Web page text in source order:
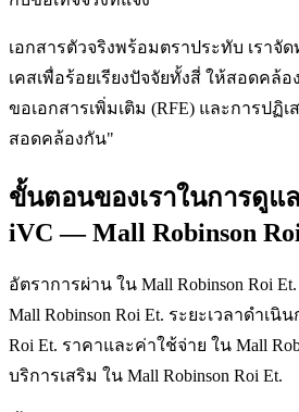
เอกสารตัวจริงพร้อมตราประทับ เราจัด
เคสเพื่อร้อยเรียงปัจจัยทั้งสี่ ให้สอดคล้
ขอเอกสารเพิ่มเติม (RFE) และการปฏิเ
สอดคล้องกัน"
ขั้นตอนของเราในการดูแ
iVC — Mall Robinson
อัตราการผ่าน ใน Mall Robinson Roi
Mall Robinson Roi Et. ระยะเวลาดำเนิ
Roi Et. ราคาและค่าใช้จ่าย ใน Mall
บริการเสริม ใน Mall Robinson Roi Et.